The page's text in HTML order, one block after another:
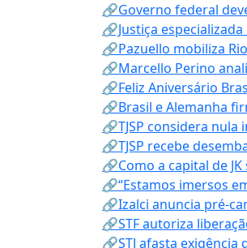
🔗Governo federal
🔗Justiça
🔗Pazuello mobiliza
🔗Marcello Perino
🔗Feliz Aniversário
🔗Brasil e Alemanha
🔗TJSP considera
🔗TJSP recebe
🔗Como a capital de
🔗“Estamos imersos
🔗Izalci anuncia pré-
🔗STF autoriza
🔗STJ afasta